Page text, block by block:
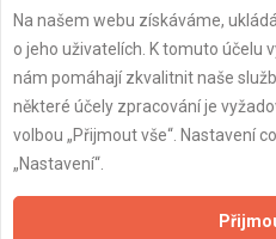
Důležité
Naše firmy
Zásady pro
Obchodní
Na našem webu získáváme,
o jeho uživatelích. K tomuto účelu
nám pomáhají zkvalitnit naše
některé účely zpracování je
volbou „Přijmout vše“. Nastavení
„Nastavení“.